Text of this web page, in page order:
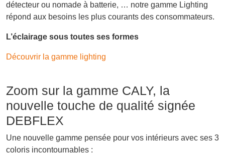
détecteur ou nomade à batterie, … notre gamme Lighting
répond aux besoins les plus courants des consommateurs.
L’éclairage sous toutes ses formes
Découvrir la gamme lighting
Zoom sur la gamme CALY, la
nouvelle touche de qualité signée
DEBFLEX
Une nouvelle gamme pensée pour vos intérieurs avec ses 3
coloris incontournables :